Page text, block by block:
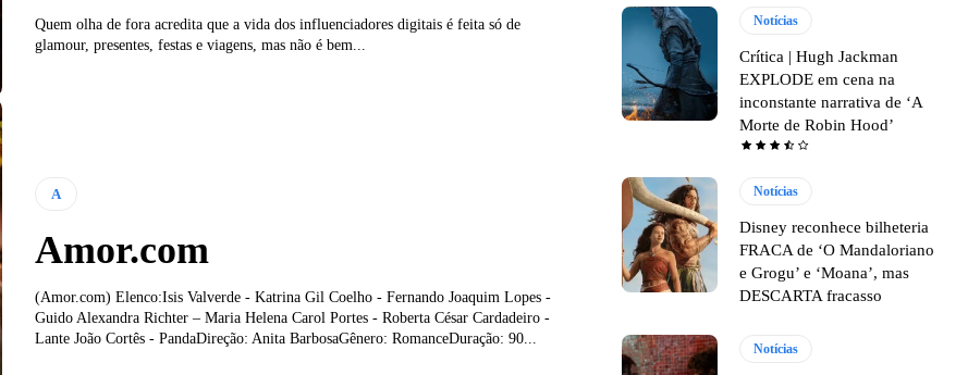
Quem olha de fora acredita que a vida dos influenciadores digitais é feita só de
glamour, presentes, festas e viagens, mas não é bem...
A
Amor.com
(Amor.com) Elenco:Isis Valverde - Katrina Gil Coelho - Fernando Joaquim Lopes -
Guido Alexandra Richter – Maria Helena Carol Portes - Roberta César Cardadeiro -
Lante João Cortês - PandaDireção: Anita BarbosaGênero: RomanceDuração: 90...
Notícias
Crítica | Hugh Jackman
EXPLODE em cena na
inconstante narrativa de ‘A
Morte de Robin Hood’
Notícias
Disney reconhece bilheteria
FRACA de ‘O Mandaloriano
e Grogu’ e ‘Moana’, mas
DESCARTA fracasso
Notícias